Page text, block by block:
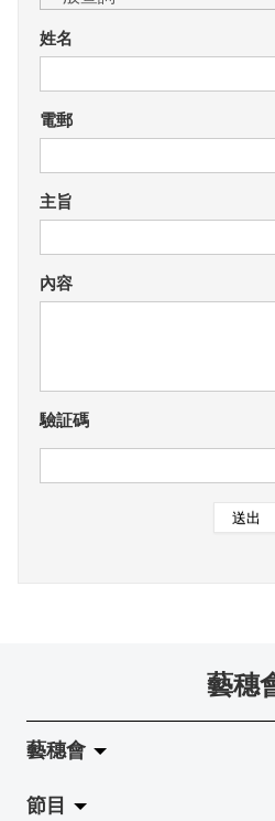
姓名
電郵
主旨
內容
驗証碼
送出
藝穗
藝穗會
關於藝穗會
節目